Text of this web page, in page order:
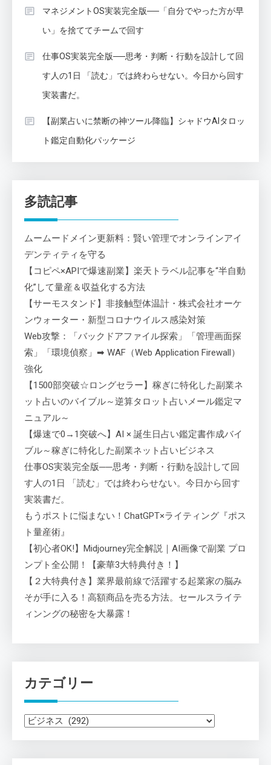
マネジメントOS実装完全版──「自分でやった方が早
い」を捨ててチームで回す
仕事OS実装完全版──思考・判断・行動を設計して回
す人の1日 「読む」では終わらせない。今日から回す
実装書だ。
【副業占いに禁断の神ツール降臨】シャドウAIタロッ
ト鑑定自動化パッケージ
多読記事
ムームードメイン更新料：賢い管理でオンラインアイ
デンティティを守る
【コピペ×APIで爆速副業】楽天トラベル記事を“半自動
化”して量産＆収益化する方法
【サーモスタンド】非接触型体温計・株式会社オーケ
ンウォーター・新型コロナウイルス感染対策
Web攻撃：「バックドアファイル探索」「管理画面探
索」「環境偵察」➡ WAF（Web Application Firewall）
強化
【1500部突破☆ロングセラー】稼ぎに特化した副業ネ
ット占いのバイブル～逆算タロット占いメール鑑定マ
ニュアル～
【爆速で0→1突破へ】AI × 誕生日占い鑑定書作成バイ
ブル～稼ぎに特化した副業ネット占いビジネス
仕事OS実装完全版──思考・判断・行動を設計して回
す人の1日 「読む」では終わらせない。今日から回す
実装書だ。
もうポストに悩まない！ChatGPT×ライティング『ポス
ト量産術』
【初心者OK!】Midjourney完全解説｜AI画像で副業 プロ
ンプト全公開！【豪華3大特典付き！】
【２大特典付き】業界最前線で活躍する起業家の脳み
そが手に入る！高額商品を売る方法。セールスライテ
ィンングの秘密を大暴露！
カテゴリー
カ